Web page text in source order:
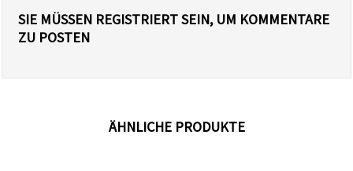
SIE MÜSSEN REGISTRIERT SEIN, UM KOMMENTARE
ZU POSTEN
ÄHNLICHE PRODUKTE